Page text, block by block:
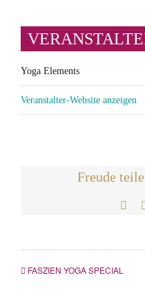
Yoga Elements
Veranstalter-Website anzeigen
Freude
FASZIEN YOGA SPECIAL